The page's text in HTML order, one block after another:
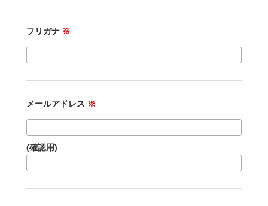
フリガナ ※
メールアドレス ※
(確認用)